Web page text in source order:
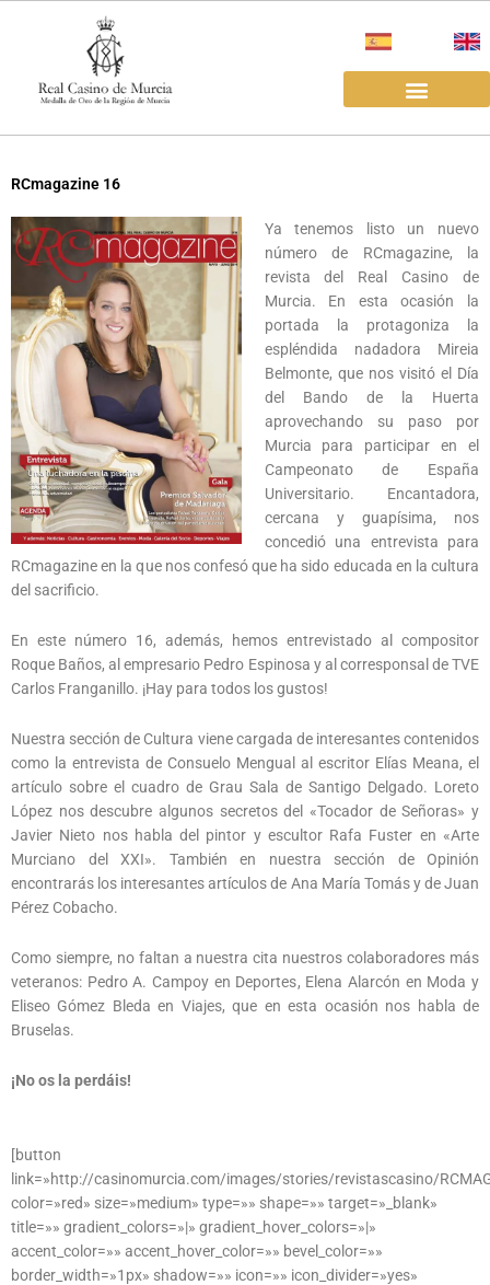
RCmagazine 16
Ya tenemos listo un nuevo
número de RCmagazine, la
revista del Real Casino de
Murcia. En esta ocasión la
portada la protagoniza la
espléndida nadadora Mireia
Belmonte, que nos visitó el Día
del Bando de la Huerta
aprovechando su paso por
Murcia para participar en el
Campeonato de España
Universitario. Encantadora,
cercana y guapísima, nos
concedió una entrevista para
RCmagazine en la que nos confesó que ha sido educada en la cultura
del sacrificio.
En este número 16, además, hemos entrevistado al compositor
Roque Baños, al empresario Pedro Espinosa y al corresponsal de TVE
Carlos Franganillo. ¡Hay para todos los gustos!
Nuestra sección de Cultura viene cargada de interesantes contenidos
como la entrevista de Consuelo Mengual al escritor Elías Meana, el
artículo sobre el cuadro de Grau Sala de Santigo Delgado. Loreto
López nos descubre algunos secretos del «Tocador de Señoras» y
Javier Nieto nos habla del pintor y escultor Rafa Fuster en «Arte
Murciano del XXI». También en nuestra sección de Opinión
encontrarás los interesantes artículos de Ana María Tomás y de Juan
Pérez Cobacho.
Como siempre, no faltan a nuestra cita nuestros colaboradores más
veteranos: Pedro A. Campoy en Deportes, Elena Alarcón en Moda y
Eliseo Gómez Bleda en Viajes, que en esta ocasión nos habla de
Bruselas.
¡No os la perdáis!
[button
link=»http://casinomurcia.com/images/stories/revistascasino/
color=»red» size=»medium» type=»» shape=»» target=»_blank»
title=»» gradient_colors=»|» gradient_hover_colors=»|»
accent_color=»» accent_hover_color=»» bevel_color=»»
border_width=»1px» shadow=»» icon=»» icon_divider=»yes»